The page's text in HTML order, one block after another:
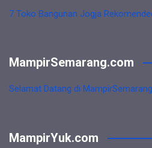
7 Toko Bangunan Jogja
MampirSemarang.com
Selamat Datang di
MampirYuk.com